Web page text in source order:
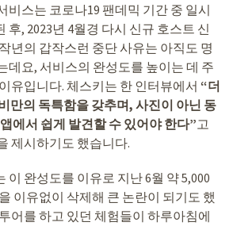
비스는 코로나19 팬데믹 기간 중 일시
후, 2023년 4월경 다시 신규 호스트 신
년의 갑작스런 중단 사유는 아직도 명
데요, 서비스의 완성도를 높이는 데 주
유입니다. 체스키는 한 인터뷰에서 “더
만의 독특함을 갖추며, 사진이 아닌 동
에서 쉽게 발견할 수 있어야 한다”고
제시하기도 했습니다.
이 완성도를 이유로 지난 6월 약 5,000
이유없이 삭제해 큰 논란이 되기도 했
어를 하고 있던 체험들이 하루아침에